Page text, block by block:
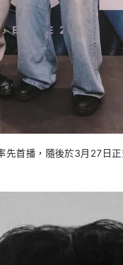
首播，隨後於3月27日